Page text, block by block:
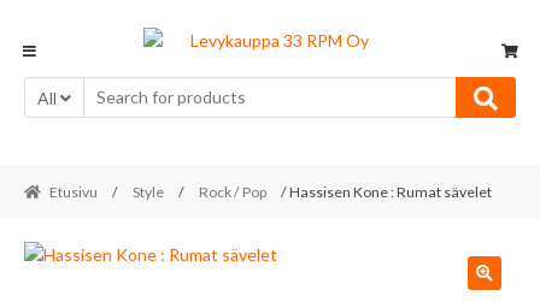
navigation
content
All
Etusivu / Style / Rock / Pop / Hassisen Kone : Rumat sävelet